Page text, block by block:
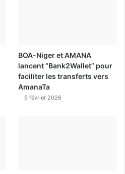
BOA-Niger et AMANA
lancent “Bank2Wallet” pour
faciliter les transferts vers
AmanaTa
9 février 2026